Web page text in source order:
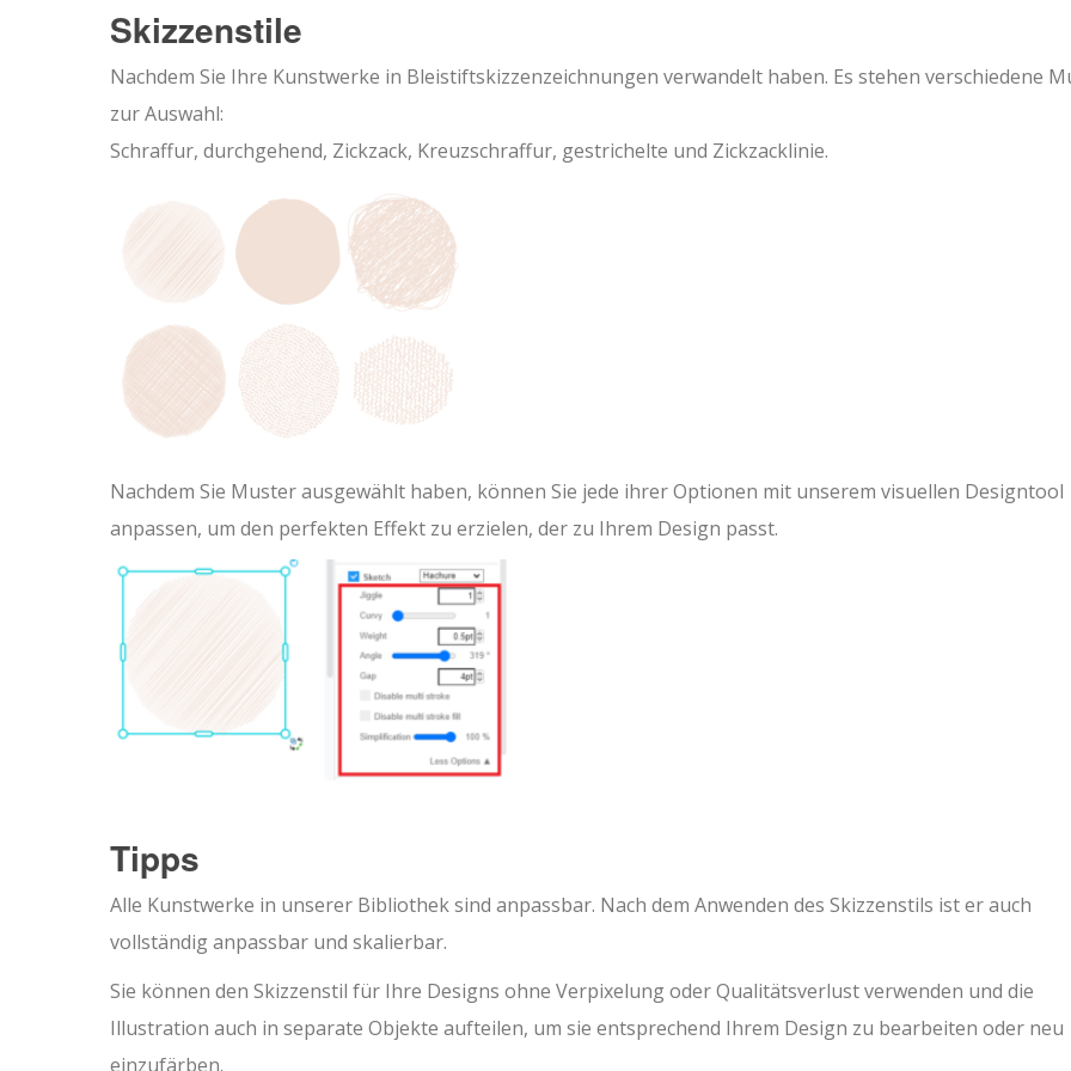
Skizzenstile
Nachdem Sie Ihre Kunstwerke in Bleistiftskizzenzeichnungen verwandelt haben. Es stehen verschiedene
zur Auswahl:
Schraffur, durchgehend, Zickzack, Kreuzschraffur, gestrichelte und Zickzacklinie.
Nachdem Sie Muster ausgewählt haben, können Sie jede ihrer Optionen mit unserem visuellen Designtool
anpassen, um den perfekten Effekt zu erzielen, der zu Ihrem Design passt.
Tipps
Alle Kunstwerke in unserer Bibliothek sind anpassbar. Nach dem Anwenden des Skizzenstils ist er auch
vollständig anpassbar und skalierbar.
Sie können den Skizzenstil für Ihre Designs ohne Verpixelung oder Qualitätsverlust verwenden und die
Illustration auch in separate Objekte aufteilen, um sie entsprechend Ihrem Design zu bearbeiten oder neu
einzufärben.